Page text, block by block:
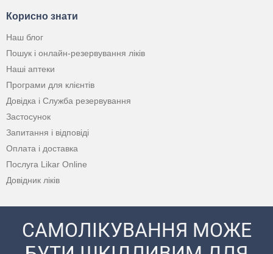
Корисно знати
Наш блог
Пошук і онлайн-резервування ліків
Наші аптеки
Програми для клієнтів
Довідка і Служба резервування
Застосунок
Запитання і відповіді
Оплата і доставка
Послуга Likar Online
Довідник ліків
САМОЛІКУВАННЯ МОЖЕ